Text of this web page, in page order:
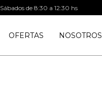
OFERTAS NOSOTROS
de 8:30 a 12:30 hs